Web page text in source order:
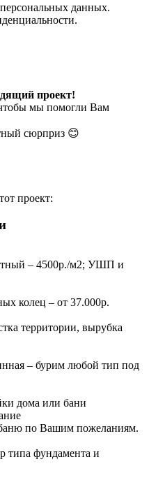
данных.
проект!
мы помогли Вам
сюрприз 😊
проект:
– 4500р./м2; УШП и
колец – от 37.000р.
территории, вырубка
– бурим любой тип под
дома или бани
по Вашим пожеланиям.
типа фундамента и